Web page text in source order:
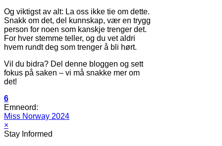
Og viktigst av alt: La oss ikke tie om dette.
Snakk om det, del kunnskap, vær en trygg
person for noen som kanskje trenger det.
For hver stemme teller, og du vet aldri
hvem rundt deg som trenger å bli hørt.
Vil du bidra? Del denne bloggen og sett
fokus på saken – vi må snakke mer om
det!
6
Emneord:
Miss Norway 2024
×
Stay Informed